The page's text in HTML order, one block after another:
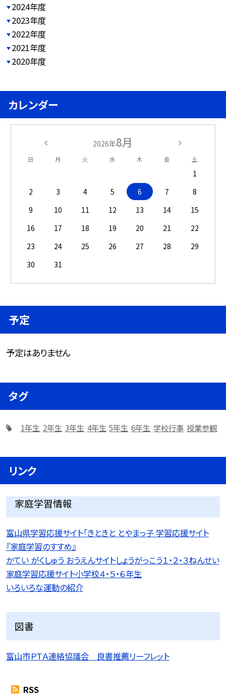
2024年度
2023年度
2022年度
2021年度
2020年度
カレンダー
2026年8月
日 月 火 水 木 金 土
1
2
3 4 5 6 7
8
9
10 11 12 13 14
15
16
17 18 19 20 21
22
23
24 25 26 27 28
29
30
31
予定
予定はありません
タグ
1年生 2年生 3年生 4年生 5年生 6年生 学校行事 授業参観
リンク
家庭学習情報
富山県学習応援サイト「きときと とやまっ子 学習応援サイト
『家庭学習のすすめ』
かてい がくしゅう おうえんサイトしょうがっこう１・２・３ねんせい
家庭学習応援サイト小学校４・５・６年生
いろいろな運動の紹介
図書
富山市ＰＴＡ連絡協議会 良書推薦リーフレット
RSS